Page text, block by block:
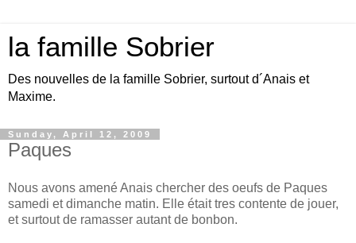
la famille Sobrier
Des nouvelles de la famille Sobrier, surtout d´Anais et
Maxime.
Sunday, April 12, 2009
Paques
Nous avons amené Anais chercher des oeufs de Paques
samedi et dimanche matin. Elle était tres contente de jouer,
et surtout de ramasser autant de bonbon.